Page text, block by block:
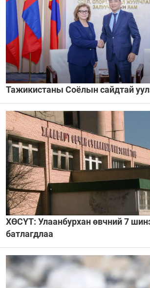
Тажикистаны Соёлын сайдтай
ХӨСҮТ: Улаанбурхан өвчний 7
батлагдлаа